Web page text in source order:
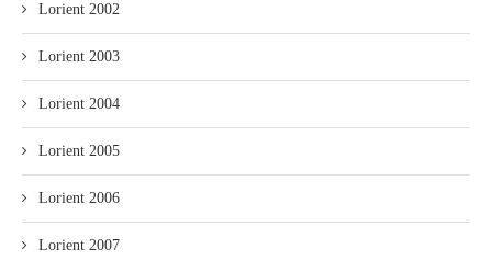
Lorient 2002
Lorient 2003
Lorient 2004
Lorient 2005
Lorient 2006
Lorient 2007